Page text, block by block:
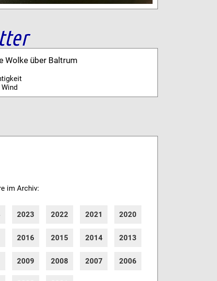
Wolke über Baltrum
im Archiv:
2023 2022 2021 2020
2016 2015 2014 2013
2009 2008 2007 2006